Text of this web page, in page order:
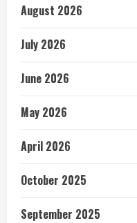
August 2026
July 2026
June 2026
May 2026
April 2026
October 2025
September 2025